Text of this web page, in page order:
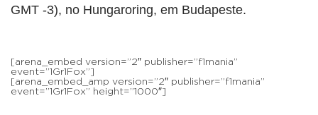
GMT -3), no Hungaroring, em Budapeste.
[arena_embed version=”2″ publisher=”f1mania”
event=”1Gr1Fox”]
[arena_embed_amp version=”2″ publisher=”f1mania”
event=”1Gr1Fox” height=”1000″]